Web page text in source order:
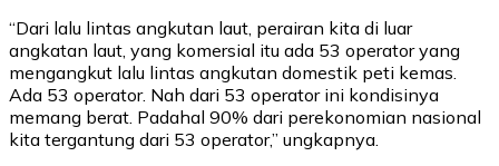
“Dari lalu lintas angkutan laut, perairan kita di luar
angkatan laut, yang komersial itu ada 53 operator yang
mengangkut lalu lintas angkutan domestik peti kemas.
Ada 53 operator. Nah dari 53 operator ini kondisinya
memang berat. Padahal 90% dari perekonomian nasional
kita tergantung dari 53 operator,” ungkapnya.